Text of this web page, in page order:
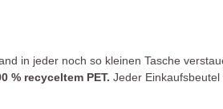
in jeder noch so kleinen Tasche
% recyceltem PET. Jeder